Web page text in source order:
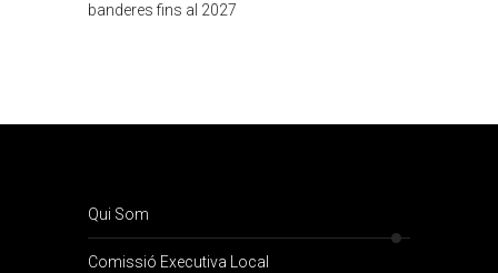
banderes fins al 2027
Qui Som
Comissió Executiva Local